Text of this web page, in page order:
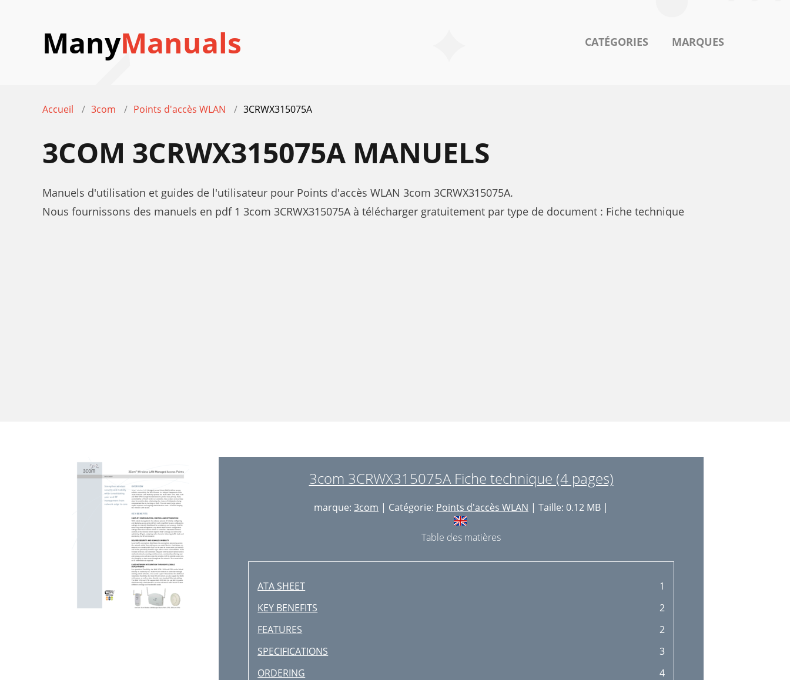
ManyManuals CATÉGORIES MARQUES
Accueil 3com Points d'accès WLAN 3CRWX315075A
3COM 3CRWX315075A MANUELS
Manuels d'utilisation et guides de l'utilisateur pour Points d'accès WLAN 3com 3CRWX315075A.
Nous fournissons des manuels en pdf 1 3com 3CRWX315075A à télécharger gratuitement par type de document : Fiche technique
3com 3CRWX315075A Fiche technique (4 pages)
marque: 3com | Catégorie: Points d'accès WLAN | Taille: 0.12 MB |
Table des matières
ATA SHEET
1
KEY BENEFITS
2
FEATURES
2
SPECIFICATIONS
3
ORDERING
4